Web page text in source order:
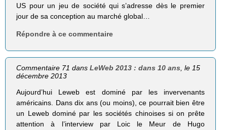
US pour un jeu de société qui s’adresse dès le premier
jour de sa conception au marché global…
Répondre à ce commentaire
Commentaire 71 dansLeWeb 2013 : dans 10 ans, le 15
décembre 2013
Aujourd’hui Leweb est dominé par les invervenants
américains. Dans dix ans (ou moins), ce pourrait bien être
un Leweb dominé par les sociétés chinoises si on prête
attention à l’interview par Loic le Meur de Hugo